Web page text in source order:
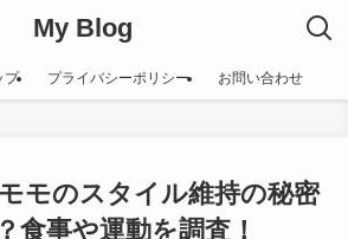
My Blog
プ プライバシーポリシー お問い合わせ
モのスタイル維持の秘密
食事や運動を調査！